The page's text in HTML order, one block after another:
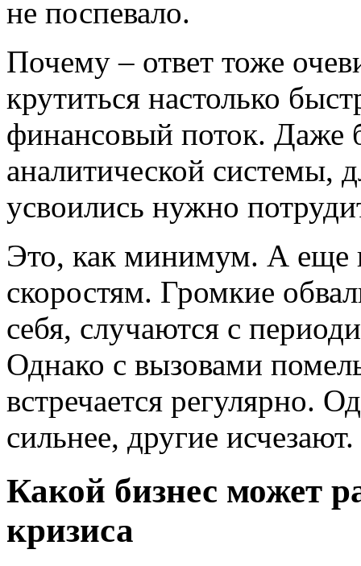
не поспевало.
Почему – ответ тоже
крутиться настолько
финансовый поток. Даже
аналитической системы,
усвоились нужно
Это, как минимум. А еще
скоростям. Громкие
себя, случаются с
Однако с вызовами
встречается регулярно.
сильнее, другие исчезают.
Какой бизнес может
кризиса